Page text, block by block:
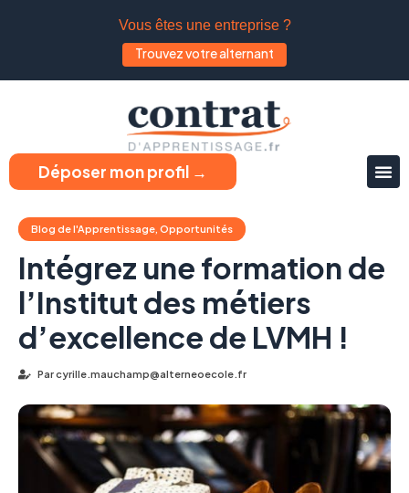
Vous êtes une entreprise ?
Trouvez votre alternant
Déposer mon profil →
Blog de l'Apprentissage, Opportunités
Intégrez une formation de
l’Institut des métiers
d’excellence de LVMH !
Parcyrille.mauchamp@alterneoecole.fr